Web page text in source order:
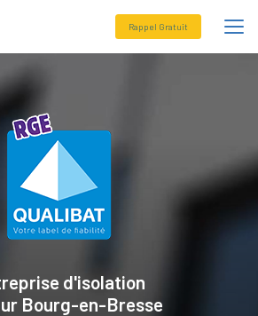
Rappel Gratuit
d'isolation
Bourg-en-Bresse